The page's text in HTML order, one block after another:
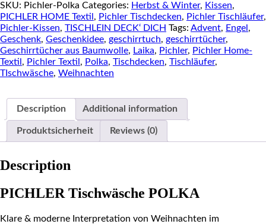
quantity
SKU: Pichler-Polka Categories: Herbst & Winter, Kissen,
PICHLER HOME Textil , Pichler Tischdecken, Pichler Tischläufer,
Pichler-Kissen, TISCHLEIN DECK‘ DICH Tags: Advent, Engel ,
Geschenk, Geschenkidee, geschirrtuch, geschirrtücher,
Geschirrtücher aus Baumwolle, Laika, Pichler, Pichler Home-
Textil , Pichler Textil , Polka, Tischdecken, Tischläufer,
TIschwäsche, Weihnachten
Description Additional information
Produktsicherheit Reviews (0)
Description
PICHLER Tischwäsche POLKA
Klare & moderne Interpretation von Weihnachten im